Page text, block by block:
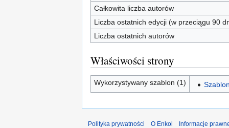
Całkowita liczba autorów
Liczba ostatnich edycji (w przeciągu 90
Liczba ostatnich autorów
Właściwości strony
Wykorzystywany szablon (1)
Polityka prywatności O Enkol Informacje